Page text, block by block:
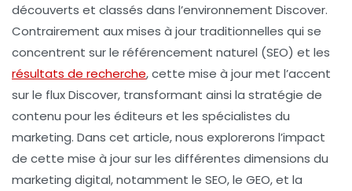
découverts et classés dans l’environnement Discover.
Contrairement aux mises à jour traditionnelles qui se
concentrent sur le référencement naturel (SEO) et les
résultats de recherche, cette mise à jour met l’accent
sur le flux Discover, transformant ainsi la stratégie de
contenu pour les éditeurs et les spécialistes du
marketing. Dans cet article, nous explorerons l’impact
de cette mise à jour sur les différentes dimensions du
marketing digital, notamment le SEO, le GEO, et la